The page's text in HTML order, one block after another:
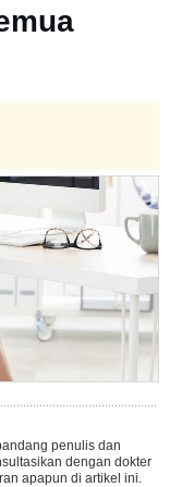
penulis dan
dengan dokter
apapun di artikel ini.